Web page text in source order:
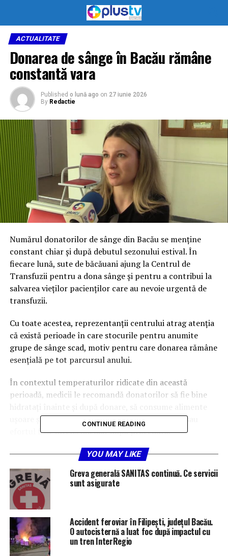
ACTUALITATE
Donarea de sânge în Bacău rămâne
constantă vara
Published o lună ago on 27 iunie 2026
By Redactie
Numărul donatorilor de sânge din Bacău se menține
constant chiar și după debutul sezonului estival. În
fiecare lună, sute de băcăuani ajung la Centrul de
Transfuzii pentru a dona sânge și pentru a contribui la
salvarea vieților pacienților care au nevoie urgentă de
transfuzii.
Cu toate acestea, reprezentanții centrului atrag atenția
că există perioade în care stocurile pentru anumite
grupe de sânge scad, motiv pentru care donarea rămâne
esențială pe tot parcursul anului.
În contextul temperaturilor ridicate din această
perioadă, medicii le recomandă donatorilor să fie bine
ușoare și să evite expunerea prelungită la soare sau
efortul fizic intens imediat după procedură.
Mulți dintre cei care trec pragul Centrului de Transfuzii
spun că aleg să doneze din dorința de a ajuta persoanele
aflate în suferință. Atât donatorii aflați la prima
experiență, cât și cei care donează periodic consideră că
gestul lor poate face diferența pentru pacienții care au
nevoie de sânge.
Autoritățile medicale încurajează persoanele eligibile să
doneze în mod regulat, subliniind că fiecare donare
CONTINUE READING
YOU MAY LIKE
Greva generală SANITAS continuă. Ce servicii
sunt asigurate
Accident feroviar în Filipești, județul Bacău.
O autocisternă a luat foc după impactul cu
un tren InterRegio